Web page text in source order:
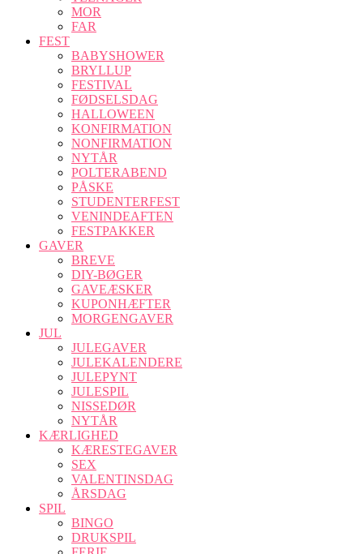
MOR
FAR
FEST
BABYSHOWER
BRYLLUP
FESTIVAL
FØDSELSDAG
HALLOWEEN
KONFIRMATION
NONFIRMATION
NYTÅR
POLTERABEND
PÅSKE
STUDENTERFEST
VENINDEAFTEN
FESTPAKKER
GAVER
BREVE
DIY-BØGER
GAVEÆSKER
KUPONHÆFTER
MORGENGAVER
JUL
JULEGAVER
JULEKALENDERE
JULEPYNT
JULESPIL
NISSEDØR
NYTÅR
KÆRLIGHED
KÆRESTEGAVER
SEX
VALENTINSDAG
ÅRSDAG
SPIL
BINGO
DRUKSPIL